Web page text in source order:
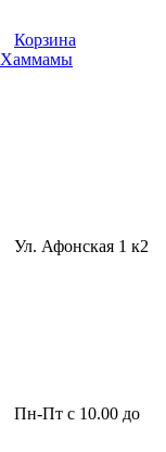
Корзина
Хаммамы
Ул. Афонская 1 к2
Пн-Пт с 10.00 до